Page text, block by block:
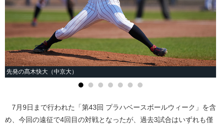
先発の髙木快大（中京大）
7月9日まで行われた「第43回 プラハベースボールウィーク」を含
め、今回の遠征で4回目の対戦となったが、過去3試合はいずれも僅